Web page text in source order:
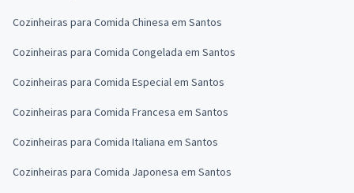
Cozinheiras para Comida Chinesa em Santos
Cozinheiras para Comida Congelada em Santos
Cozinheiras para Comida Especial em Santos
Cozinheiras para Comida Francesa em Santos
Cozinheiras para Comida Italiana em Santos
Cozinheiras para Comida Japonesa em Santos